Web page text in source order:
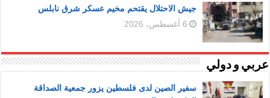
جيش الاحتلال يقتحم مخيم عسكر شرق نابلس
6 أغسطس، 2026
عربي و دولي
سفير الصين لدى فلسطين يزور جمعية الصداقة